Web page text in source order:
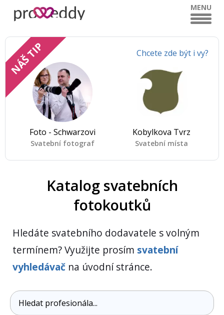
MENU
NÁŠ TIP Chcete zde být i vy?
Foto - Schwarzovi
Svatební fotograf
Kobylkova Tvrz
Svatební místa
Katalog svatebních
fotokoutků
Hledáte svatebního dodavatele s volným
termínem? Využijte prosím svatební
vyhledávač na úvodní stránce.